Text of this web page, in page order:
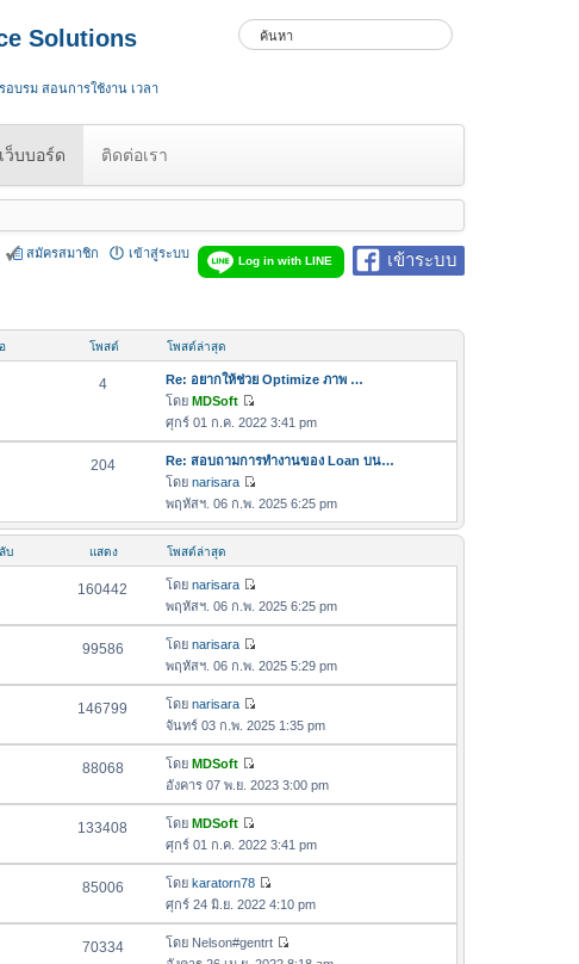
Solutions
อบรม สอนการใช้งาน เวลา
เว็บบอร์ด ติดต่อเรา
เข้าระบบ
Log in with LINE
เข้าสู่ระบบ
สมัครสมาชิก
โพสต์ โพสต์ล่าสุด
4
Re: อยากให้ช่วย Optimize ภาพ …
โดย MDSoft
ดู
ข้
อ
ว
า
ล่
สุ
ด
ศุกร์ 01 ก.ค. 2022 3:41 pm
204
Re: สอบถามการทำงานของ Loan บน…
โดย narisara
ดู
ข้
อ
า
ม
า
สุ
พฤหัสฯ. 06 ก.พ. 2025 6:25 pm
บ แสดง โพสต์ล่าสุด
160442 โดย narisara
ดู
ข้
ค
ว
ม
ล่
สุ
พฤหัสฯ. 06 ก.พ. 2025 6:25 pm
99586 โดย narisara
ดู
ข้
ค
ว
ม
ล่
สุ
ด
พฤหัสฯ. 06 ก.พ. 2025 5:29 pm
146799 โดย narisara
ดู
ข้
ค
ว
ม
ล่
า
สุ
จันทร์ 03 ก.พ. 2025 1:35 pm
88068 โดย MDSoft
ดู
ข้
ค
ว
า
ม
ล่
า
อังคาร 07 พ.ย. 2023 3:00 pm
133408 โดย MDSoft
ดู
ข้
อ
ค
ว
า
ศุกร์ 01 ก.ค. 2022 3:41 pm
85006 โดย karatorn78
ดู
ข้
อ
ศุกร์ 24 มิ.ย. 2022 4:10 pm
70334 โดย Nelson#gentrt
ดู